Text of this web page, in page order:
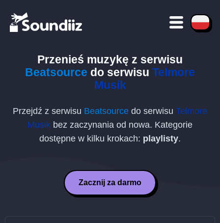
Przenieś muzykę z serwisu
Beatsource do serwisu Telmore
Musik
Przejdź z serwisu Beatsource do serwisu Telmore
Musik bez zaczynania od nowa. Kategorie
dostępne w kilku krokach: playlisty.
Zacznij za darmo